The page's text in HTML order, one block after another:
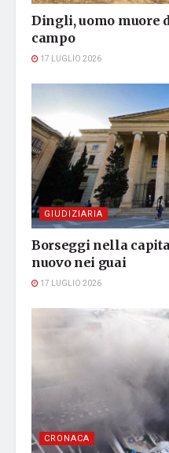
Dingli, uomo muore
campo
17 LUGLIO 2026
GIUDIZIARIA
Borseggi nella
nuovo nei guai
17 LUGLIO 2026
CRONACA